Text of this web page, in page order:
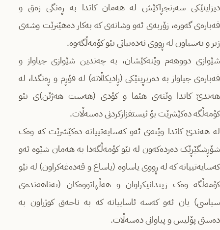
دیزاینێکی سەرنجڕاکێش لە هەمان کاتدا بە ڕەنگی زەق و
قەبارەی گەورە، زۆربەی ئەو وشانەی کە بەکار دەهێنرێت وشەی
زبر و نەشیاون لە ڕووی ئەدەبیاتی نێو کۆمەڵگەوە.
شێوازی دووهەم وێنەکێشان، بە چەندین شێوازی جیاواز و
قەبارەی جیاواز بە دەربڕینێکی (ڕادیکاڵانە) لە فۆڕم و ڕەنگدا، لە
هەندێ کاتدا وێنەی هێما و کۆدی (هەست هەژێن)ی نێو
کۆمەڵگە دەکێشرێت بۆ ئیستفزازکردنی دەسەڵات.
لە هەندێ کاتدا وێنەی ئەو کەسایەتییانە دەکێشرێت کە وەک
شۆڕشگێڕێک دەردەکەون لە نێو کۆمەڵگەدا بە هەمان شێوە ئەو
کەسایەتییانە کە لە ڕووی یاساوە (یاساغ و قەدەغەکراون) لە نێو
کۆمەڵگە وەک زیندانیکراوان و هەڵهاتووەکان (پەناهەندەی
سیاسی) یان ئەو کەسە ئاساییانە کە بە ناحەق کوژراون بە
دەستی پۆلیس و پیاوانی دەسەڵات.